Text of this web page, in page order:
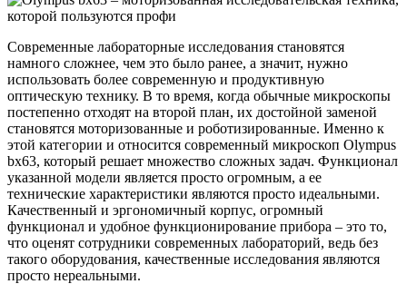
Современные лабораторные исследования становятся
намного сложнее, чем это было ранее, а значит, нужно
использовать более современную и продуктивную
оптическую технику. В то время, когда обычные микроскопы
постепенно отходят на второй план, их достойной заменой
становятся моторизованные и роботизированные. Именно к
этой категории и относится современный микроскоп Olympus
bx63, который решает множество сложных задач. Функционал
указанной модели является просто огромным, а ее
технические характеристики являются просто идеальными.
Качественный и эргономичный корпус, огромный
функционал и удобное функционирование прибора – это то,
что оценят сотрудники современных лабораторий, ведь без
такого оборудования, качественные исследования являются
просто нереальными.